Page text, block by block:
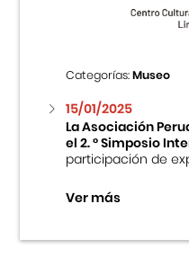
Categorías:Museo
15/01/2025
La Asociación
el 2. ° Simposio
participación de
Ver más